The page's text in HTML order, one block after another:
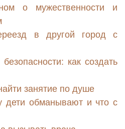
о мужественности и
в другой город с
как создать
занятие по душе
дети обманывают и что с